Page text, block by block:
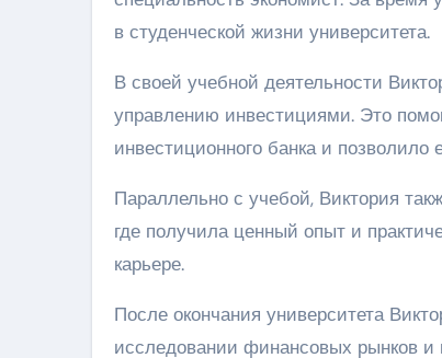
в студенческой жизни университета.
В своей учебной деятельности
управлению инвестициями. Это
инвестиционного банка и позволило
Параллельно с учебой, Виктория
где получила ценный опыт и
карьере.
После окончания университета
исследовании финансовых рынков